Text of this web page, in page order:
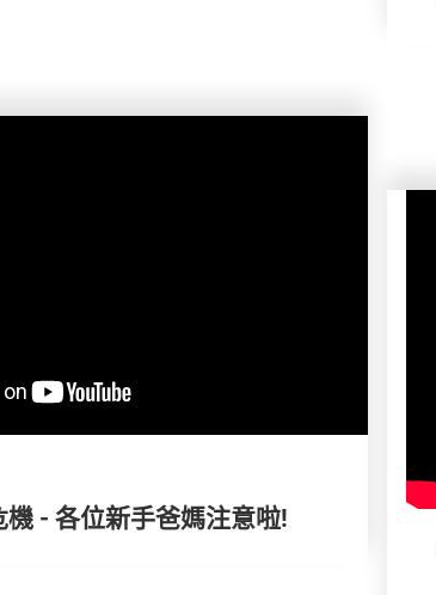
- 各位新手爸媽注意啦!